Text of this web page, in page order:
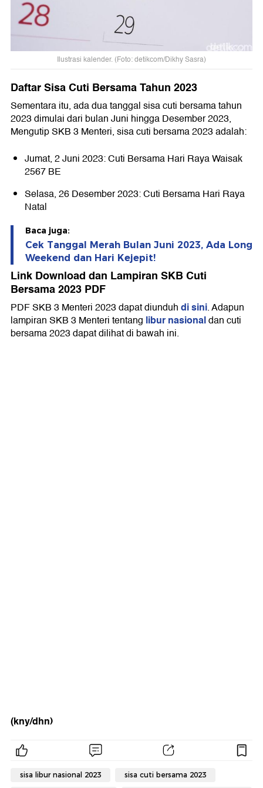
Ilustrasi kalender. (Foto: detikcom/Dikhy Sasra)
Daftar Sisa Cuti Bersama Tahun 2023
Sementara itu, ada dua tanggal sisa cuti bersama tahun
2023 dimulai dari bulan Juni hingga Desember 2023,
Mengutip SKB 3 Menteri, sisa cuti bersama 2023 adalah:
Jumat, 2 Juni 2023: Cuti Bersama Hari Raya Waisak
2567 BE
Selasa, 26 Desember 2023: Cuti Bersama Hari Raya
Natal
Baca juga:
Cek Tanggal Merah Bulan Juni 2023, Ada Long
Weekend dan Hari Kejepit!
Link Download dan Lampiran SKB Cuti
Bersama 2023 PDF
PDF SKB 3 Menteri 2023 dapat diunduhdi sini. Adapun
lampiran SKB 3 Menteri tentang libur nasionaldan cuti
bersama 2023 dapat dilihat di bawah ini.
(kny/dhn)
sisa libur nasional 2023 sisa cuti bersama 2023